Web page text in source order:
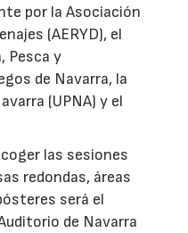
por la Asociación
(AERYD), el
Pesca y
de Navarra, la
(UPNA) y el
las sesiones
redondas, áreas
será el
de Navarra